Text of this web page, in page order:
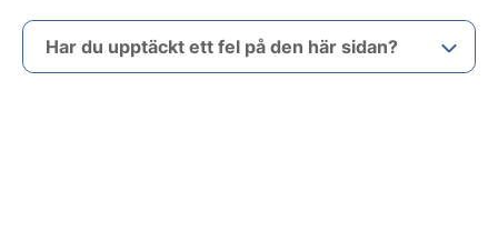
Har du upptäckt ett fel på den här sidan?